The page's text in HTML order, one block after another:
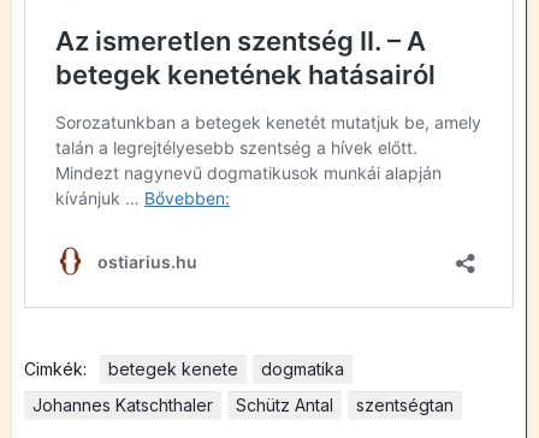
Cimkék: betegek kenete
dogmatika
Johannes Katschthaler
Schütz Antal szentségtan